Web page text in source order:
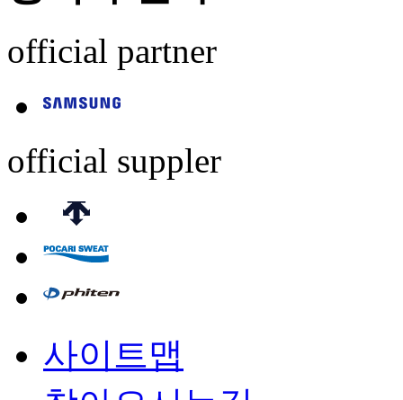
official partner
official suppler
사이트맵